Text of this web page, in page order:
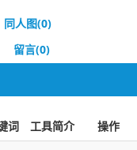
同人图(0)
留言(0)
词 工具简介 操作